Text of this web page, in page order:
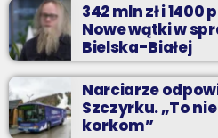
342 mln zł i
Nowe wątki w
Bielska-Białej
Narciarze
Szczyrku. „To
korkom”